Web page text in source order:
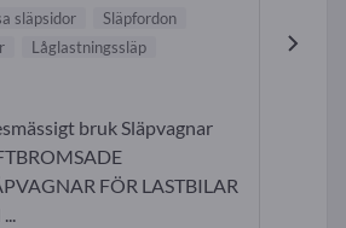
släpsidor
Släpfordon
Låglastningssläp
bruk Släpvagnar
FÖR LASTBILAR